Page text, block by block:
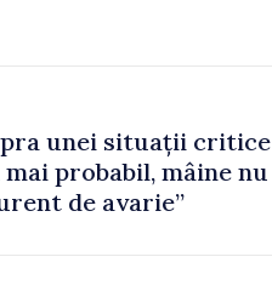
unei situații critice
probabil, mâine nu
de avarie”